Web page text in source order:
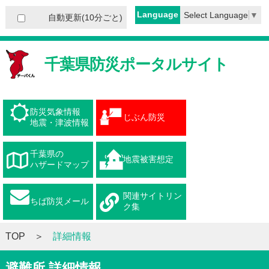
自動更新(10分ごと) Language Select Language ▼
千葉県防災ポータルサイト
防災気象情報
地震・津波情報
じぶん防災
千葉県の
ハザードマップ
地震被害想定
ちば防災メール
関連サイトリン
ク集
TOP 詳細情報